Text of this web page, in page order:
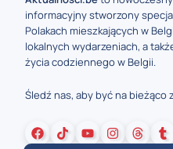
informacyjny stworzony
Polakach mieszkających w
lokalnych wydarzeniach, a
życia codziennego w Belgii.
Śledź nas, aby być na bieżąco